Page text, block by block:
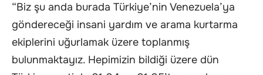
“Biz şu anda burada Türkiye’nin Venezuela’ya
göndereceği insani yardım ve arama kurtarma
ekiplerini uğurlamak üzere toplanmış
bulunmaktayız. Hepimizin bildiği üzere dün